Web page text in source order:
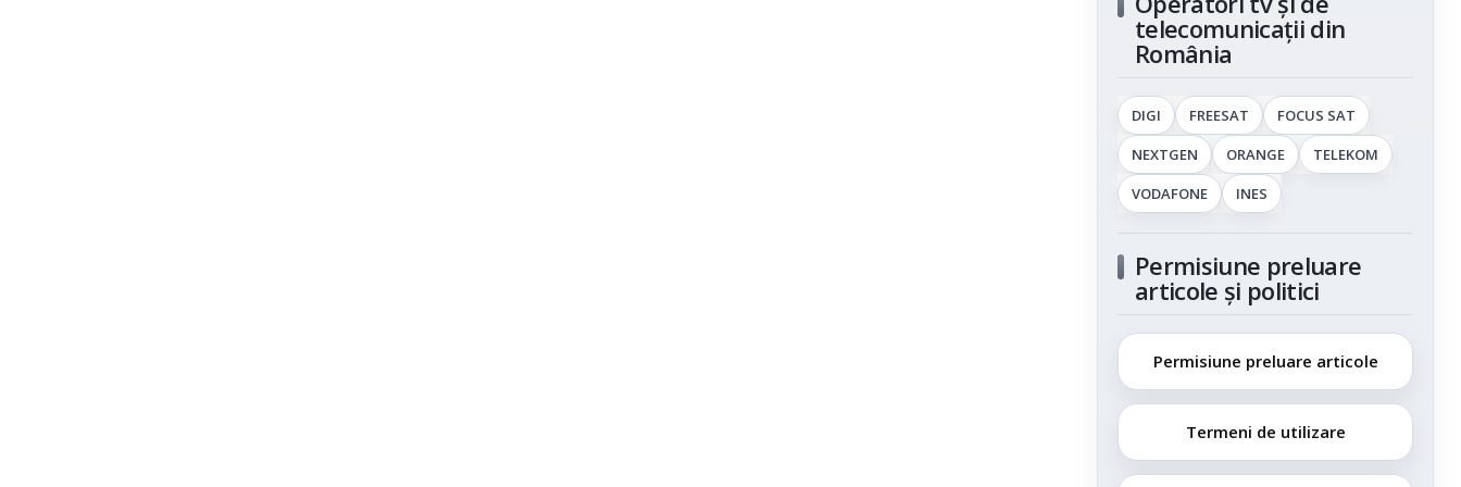
telecomunicații din
România
DIGI FREESAT
FOCUS SAT
NEXTGEN
ORANGE
TELEKOM
VODAFONE
INES
Permisiune preluare
articole și politici
Permisiune preluare articole
Termeni de utilizare